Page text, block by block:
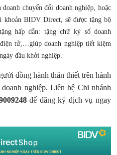
chuyển đổi doanh nghiệp, hoặc
khoản BIDV Direct, sẽ được tặng bộ
hấp dẫn: tặng chữ ký số doanh
tử,…giúp doanh nghiệp tiết kiệm
đầu khởi nghiệp.
đồng hành thân thiết trên hành
nghiệp. Liên hệ Chi nhánh
để đăng ký dịch vụ ngay